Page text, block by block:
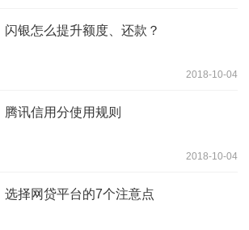
闪银怎么提升额度、还款？
2018-10-04
腾讯信用分使用规则
2018-10-04
选择网贷平台的7个注意点